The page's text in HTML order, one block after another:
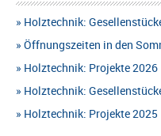
Holztechnik:
Öffnungszeiten in den
Holztechnik: Projekte 2026
Holztechnik:
Holztechnik: Projekte 2025